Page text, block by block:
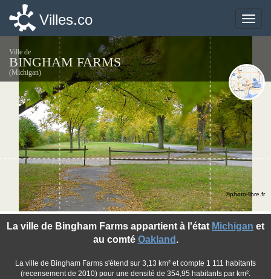
Toggle
Villes.co
Ville de
BINGHAM FARMS
(Michigan)
La ville de Bingham Farms appartient à l'état Michigan et
au comté Oakland .
La ville de Bingham Farms s'étend sur 3,13 km² et compte 1 111 habitants
(recensement de 2010) pour une densité de 354,95 habitants par km².
©photo-libre.fr
Toggle
Villes.co